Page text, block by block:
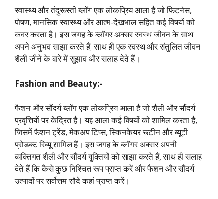
स्वास्थ्य और तंदुरूस्ती ब्लॉग एक लोकप्रिय आला है जो फिटनेस,
पोषण, मानसिक स्वास्थ्य और आत्म-देखभाल सहित कई विषयों को
कवर करता है। इस जगह के ब्लॉगर अक्सर स्वस्थ जीवन के साथ
अपने अनुभव साझा करते हैं, साथ ही एक स्वस्थ और संतुलित जीवन
शैली जीने के बारे में सुझाव और सलाह देते हैं।
Fashion and Beauty:-
फैशन और सौंदर्य ब्लॉग एक लोकप्रिय आला है जो शैली और सौंदर्य
प्रवृत्तियों पर केंद्रित है। यह आला कई विषयों को शामिल करता है,
जिसमें फैशन ट्रेंड, मेकअप टिप्स, स्किनकेयर रूटीन और ब्यूटी
प्रोडक्ट रिव्यू शामिल हैं। इस जगह के ब्लॉगर अक्सर अपनी
व्यक्तिगत शैली और सौंदर्य युक्तियों को साझा करते हैं, साथ ही सलाह
देते हैं कि कैसे कुछ निश्चित रूप प्राप्त करें और फैशन और सौंदर्य
उत्पादों पर सर्वोत्तम सौदे कहां प्राप्त करें।